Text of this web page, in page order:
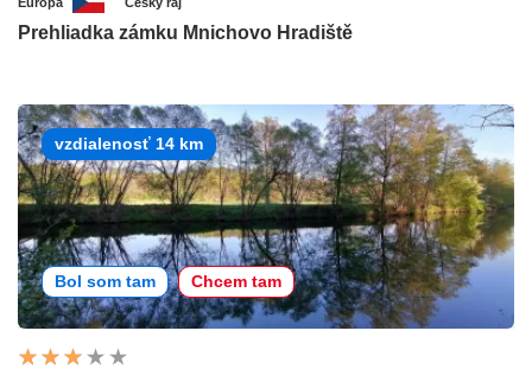
Prehliadka zámku Mnichovo Hradiště
vzdialenosť 14 km
Bol som tam Chcem tam